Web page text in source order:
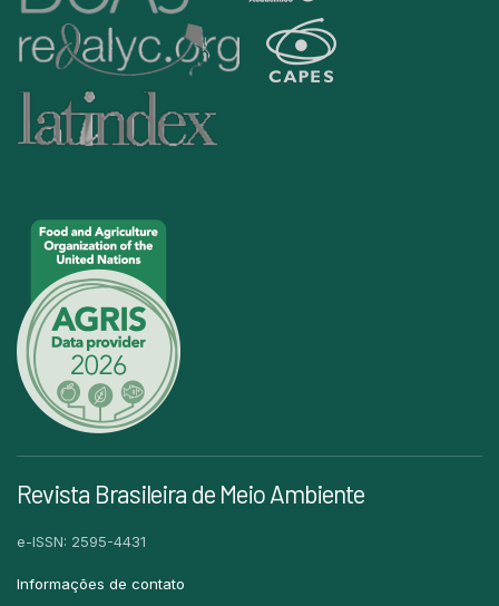
Revista Brasileira de Meio Ambiente
e-ISSN: 2595-4431
Informações de contato